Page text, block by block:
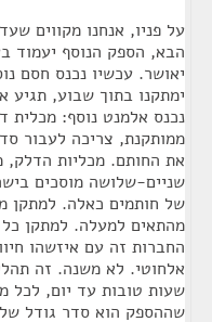
על פניו, אנחנו מקווים
הבא, הספק הנוסף יעמוד
יאושר. עכשיו נכנס חסם
ימתקנו בתוך שבוע, תגיע
נכנס אלמנט נוסף: מכלית
ממותקנת, צריכה לעבור
את החותם. מכליות הדלק,
שניים-שלושה מוסכים
של חותמים כאלה. למתקן
מהתאים למעלה. למתקן
החברות זה עם איזשהו
אלחוטי. לא משנה. זה
שעות טובות עד יום, לכל
שההספק הוא סדר גודל